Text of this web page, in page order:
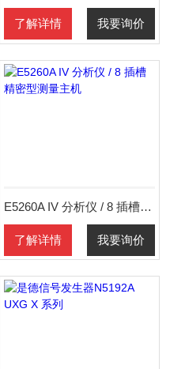
了解详情 我要询价
E5260A IV 分析仪 / 8 插槽精密型测量主机
了解详情 我要询价